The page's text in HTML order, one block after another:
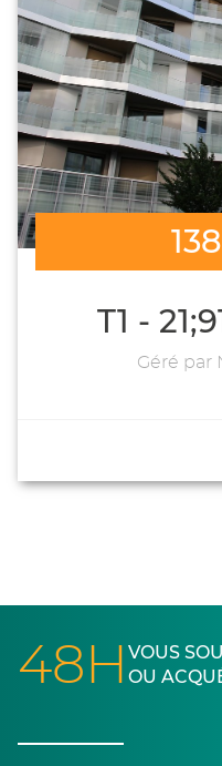
T1 -
Géré par
48H VOUS
OU